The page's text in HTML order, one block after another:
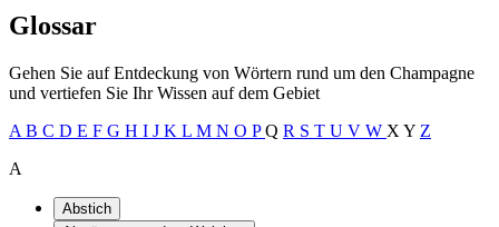
Glossar
Gehen Sie auf Entdeckung von Wörtern rund um den Champagne
und vertiefen Sie Ihr Wissen auf dem Gebiet
A B C D E F G H I J K L M N O PQ R S T U V W X Y Z
A
Abstich